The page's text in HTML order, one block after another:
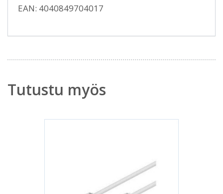
EAN: 4040849704017
Tutustu myös